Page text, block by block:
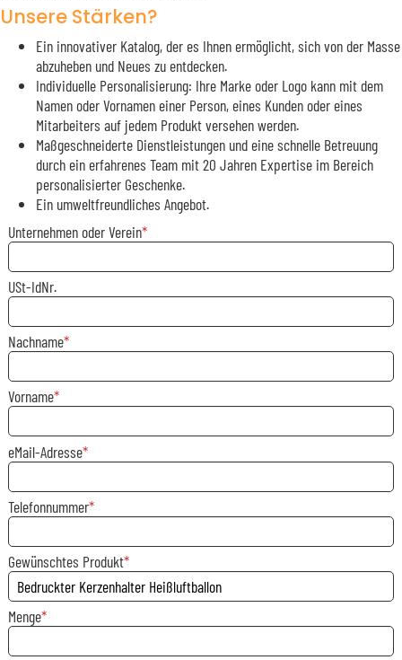
Unsere Stärken?
Ein innovativer Katalog, der es Ihnen ermöglicht, sich von der Masse
abzuheben und Neues zu entdecken.
Individuelle Personalisierung: Ihre Marke oder Logo kann mit dem
Namen oder Vornamen einer Person, eines Kunden oder eines
Mitarbeiters auf jedem Produkt versehen werden.
Maßgeschneiderte Dienstleistungen und eine schnelle Betreuung
durch ein erfahrenes Team mit 20 Jahren Expertise im Bereich
personalisierter Geschenke.
Ein umweltfreundliches Angebot.
Unternehmen oder Verein
USt-IdNr.
Nachname
Vorname
eMail-Adresse
Telefonnummer
Gewünschtes Produkt
Menge